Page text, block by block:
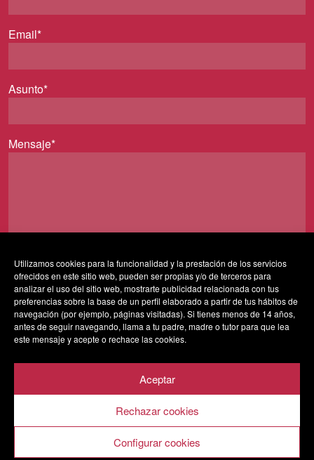
Utilizamos cookies para la funcionalidad y la prestación de los servicios
ofrecidos en este sitio web, pueden ser propias y/o de terceros para
analizar el uso del sitio web, mostrarte publicidad relacionada con tus
preferencias sobre la base de un perfil elaborado a partir de tus hábitos de
navegación (por ejemplo, páginas visitadas). Si tienes menos de 14 años,
antes de seguir navegando, llama a tu padre, madre o tutor para que lea
este mensaje y acepte o rechace las cookies.
Aceptar
Rechazar cookies
Configurar cookies
Email*
Asunto*
Mensaje*
Al usar este formulario accedes al almacenamiento y
gestión de tus datos por parte de esta web y confirmas
que has leído nuestra política de privacidad*
POLÍTICA DE PRIVACIDAD
POLÍTICA DE COOKIES